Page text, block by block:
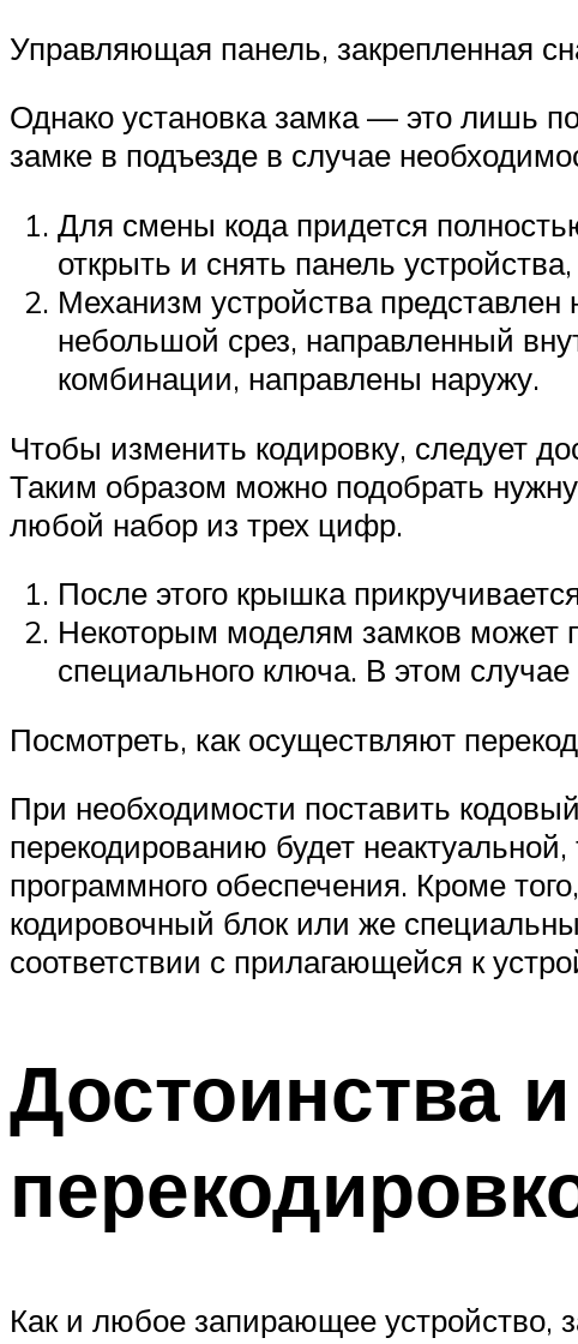
Управляющая панель, закрепленная
Однако установка замка — это лишь
замке в подъезде в случае
Для смены кода придется
открыть и снять панель
Механизм устройства
небольшой срез, направленный
комбинации, направлены наружу.
Чтобы изменить кодировку, следует
Таким образом можно подобрать
любой набор из трех цифр.
После этого крышка
Некоторым моделям замков может
специального ключа. В этом
Посмотреть, как осуществляют
При необходимости поставить
перекодированию будет
программного обеспечения. Кроме
кодировочный блок или же
соответствии с прилагающейся к
Достоинства
Как и любое запирающее устройство,